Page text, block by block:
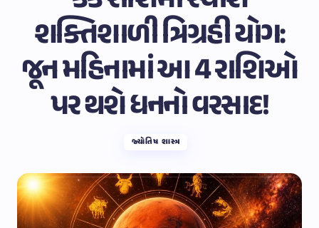
શક્તિશાળી ત્રિગ્રહી યોગ:
જૂન મહિનામાં આ 4 રાશિઓ
પર થશે ધનનો વરસાદ!
જ્યોતિષ શાસ્ત્ર